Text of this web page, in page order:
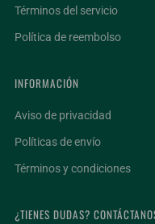
Términos del servicio
Política de reembolso
INFORMACIÓN
Aviso de privacidad
Políticas de envío
Términos y condiciones
¿TIENES DUDAS?